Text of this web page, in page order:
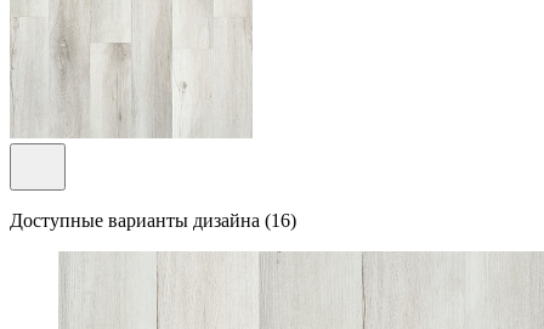
Доступные варианты дизайна (16)